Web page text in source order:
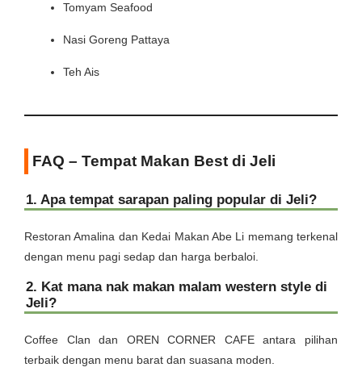
Tomyam Seafood
Nasi Goreng Pattaya
Teh Ais
FAQ – Tempat Makan Best di Jeli
1. Apa tempat sarapan paling popular di Jeli?
Restoran Amalina dan Kedai Makan Abe Li memang terkenal
dengan menu pagi sedap dan harga berbaloi.
2. Kat mana nak makan malam western style di
Jeli?
Coffee Clan dan OREN CORNER CAFE antara pilihan
terbaik dengan menu barat dan suasana moden.